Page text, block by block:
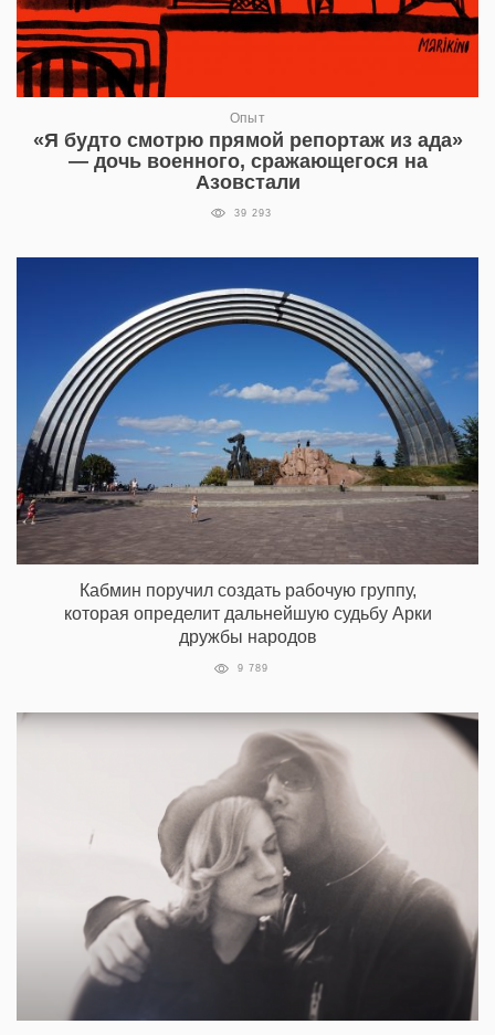
Опыт
«Я будто смотрю прямой репортаж из ада»
— дочь военного, сражающегося на
Азовстали
39 293
Кабмин поручил создать рабочую группу,
которая определит дальнейшую судьбу Арки
дружбы народов
9 789